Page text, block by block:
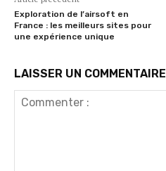
Exploration de l’airsoft en
France : les meilleurs sites pour
une expérience unique
LAISSER UN COMMENTAIRE